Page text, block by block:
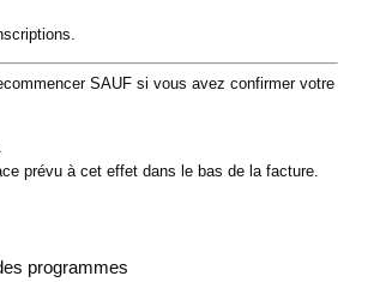
SAUF si vous avez confirmer votre
prévu à cet effet dans le bas de la facture.
programmes